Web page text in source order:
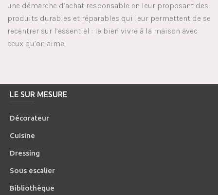
une démarche d’achat responsable en leur proposant des
produits durables et réparables qui leur permettent de se
recentrer sur l’essentiel : le bien vivre à la maison avec
ceux qu’on aime.
LE SUR MESURE
Décorateur
Cuisine
Dressing
Sous escalier
Bibliothèque